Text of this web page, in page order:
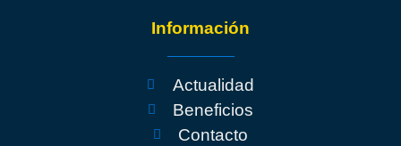
Información
Actualidad
Beneficios
Contacto